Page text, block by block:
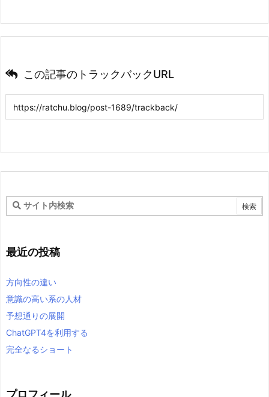
この記事のトラックバックURL
最近の投稿
方向性の違い
意識の高い系の人材
予想通りの展開
ChatGPT4を利用する
完全なるショート
プロフィール